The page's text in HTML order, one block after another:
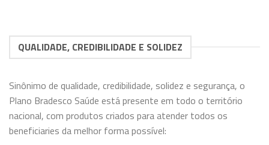
QUALIDADE, CREDIBILIDADE E SOLIDEZ
Sinônimo de qualidade, credibilidade, solidez e segurança, o
Plano Bradesco Saúde está presente em todo o território
nacional, com produtos criados para atender todos os
beneficiaries da melhor forma possível: